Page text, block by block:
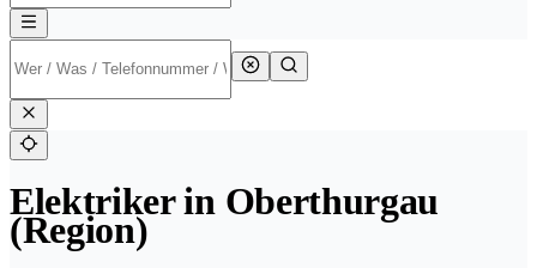
Elektriker in Oberthurgau
(Region)